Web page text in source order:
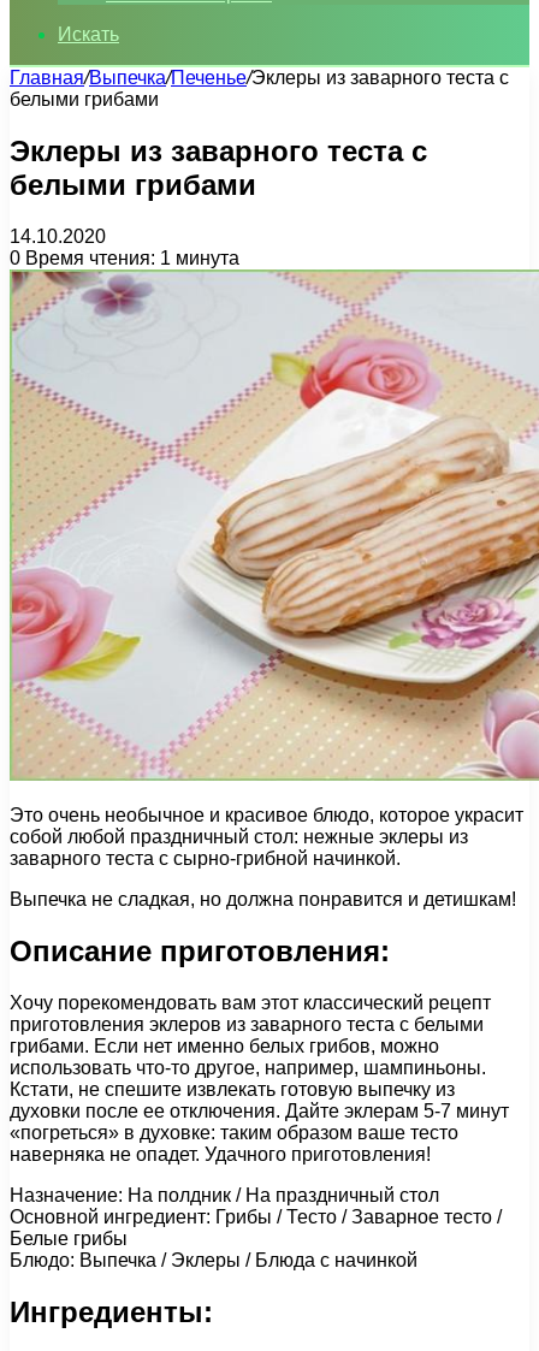
Искать
Главная/Выпечка/Печенье/Эклеры из заварного теста с
белыми грибами
Эклеры из заварного теста с
белыми грибами
14.10.2020
0 Время чтения: 1 минута
Это очень необычное и красивое блюдо, которое украсит
собой любой праздничный стол: нежные эклеры из
заварного теста с сырно-грибной начинкой.
Выпечка не сладкая, но должна понравится и детишкам!
Описание приготовления:
Хочу порекомендовать вам этот классический рецепт
приготовления эклеров из заварного теста с белыми
грибами. Если нет именно белых грибов, можно
использовать что-то другое, например, шампиньоны.
Кстати, не спешите извлекать готовую выпечку из
духовки после ее отключения. Дайте эклерам 5-7 минут
«погреться» в духовке: таким образом ваше тесто
наверняка не опадет. Удачного приготовления!
Назначение: На полдник / На праздничный стол
Основной ингредиент: Грибы / Тесто / Заварное тесто /
Белые грибы
Блюдо: Выпечка / Эклеры / Блюда с начинкой
Ингредиенты: